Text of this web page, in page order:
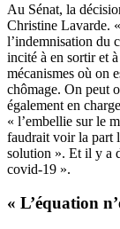
Au Sénat, la
Christine Lavarde.
l’indemnisation du
incité à en sortir et
mécanismes où on
chômage. On peut
également en
« l’embellie sur le
faudrait voir la part
solution ». Et il y a
covid-19 ».
« L’équation